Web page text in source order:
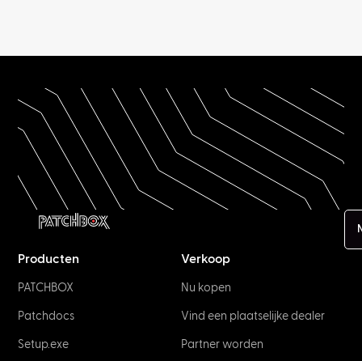
Producten
PATCHBOX
Patchdocs
Setup.exe
Verkoop
Nu kopen
Vind een plaatselijke dealer
Partner worden